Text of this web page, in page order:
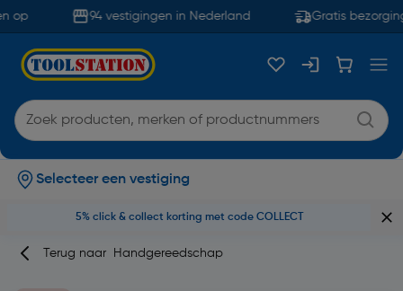
op 94 vestigingen in Nederland Gratis
Selecteer een vestiging
5% click & collect korting met code COLLECT
Terug naar Handgereedschap